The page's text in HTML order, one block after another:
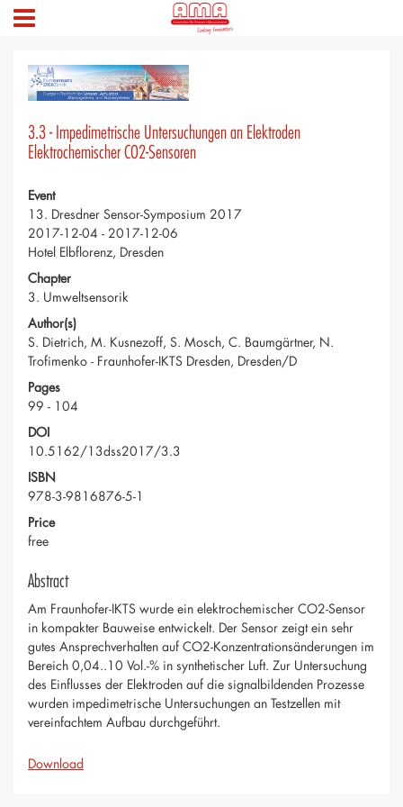
3.3 - Impedimetrische Untersuchungen an Elektroden
Elektrochemischer CO2-Sensoren
Event
13. Dresdner Sensor-Symposium 2017
2017-12-04 - 2017-12-06
Hotel Elbflorenz, Dresden
Chapter
3. Umweltsensorik
Author(s)
S. Dietrich, M. Kusnezoff, S. Mosch, C. Baumgärtner, N.
Trofimenko - Fraunhofer-IKTS Dresden, Dresden/D
Pages
99 - 104
DOI
10.5162/13dss2017/3.3
ISBN
978-3-9816876-5-1
Price
free
Abstract
Am Fraunhofer-IKTS wurde ein elektrochemischer CO2-Sensor
in kompakter Bauweise entwickelt. Der Sensor zeigt ein sehr
gutes Ansprechverhalten auf CO2-Konzentrationsänderungen im
Bereich 0,04..10 Vol.-% in synthetischer Luft. Zur Untersuchung
des Einflusses der Elektroden auf die signalbildenden Prozesse
wurden impedimetrische Untersuchungen an Testzellen mit
vereinfachtem Aufbau durchgeführt.
Download